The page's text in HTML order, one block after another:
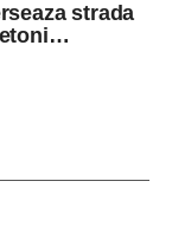
strada